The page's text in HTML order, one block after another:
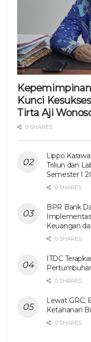
Kunci
Tirta Aji
0 SHARES
Lippo
Triliun dan
Semester I
0 SHARES
BPR Bank
Keuangan
0 SHARES
ITDC
0 SHARES
Lewat GRC,
Ketahanan
0 SHARES